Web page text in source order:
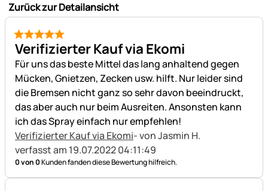
Zurück zur Detailansicht
5 von 5
Verifizierter Kauf via Ekomi
Für uns das beste Mittel das lang anhaltend gegen
Mücken, Gnietzen, Zecken usw. hilft. Nur leider sind
die Bremsen nicht ganz so sehr davon beeindruckt,
das aber auch nur beim Ausreiten. Ansonsten kann
ich das Spray einfach nur empfehlen!
Verifizierter Kauf via Ekomi- von Jasmin H.
verfasst am 19.07.2022 04:11:49
0 von 0Kunden fanden diese Bewertung hilfreich.